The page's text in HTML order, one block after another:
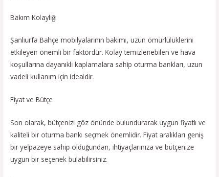
Bakım Kolaylığı
Şanlıurfa Bahçe mobilyalarının bakımı, uzun ömürlülüklerini
etkileyen önemli bir faktördür. Kolay temizlenebilen ve hava
koşullarına dayanıklı kaplamalara sahip oturma bankları, uzun
vadeli kullanım için idealdir.
Fiyat ve Bütçe
Son olarak, bütçenizi göz önünde bulundurarak uygun fiyatlı ve
kaliteli bir oturma bankı seçmek önemlidir. Fiyat aralıkları geniş
bir yelpazeye sahip olduğundan, ihtiyaçlarınıza ve bütçenize
uygun bir seçenek bulabilirsiniz.